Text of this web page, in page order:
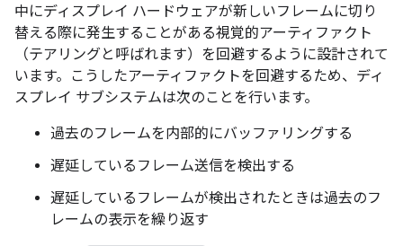
中にディスプレイ ハードウェアが新しいフレームに切り
替える際に発生することがある視覚的アーティファクト
（テアリングと呼ばれます）を回避するように設計されて
います。こうしたアーティファクトを回避するため、ディ
スプレイ サブシステムは次のことを行います。
過去のフレームを内部的にバッファリングする
遅延しているフレーム送信を検出する
遅延しているフレームが検出されたときは過去のフ
レームの表示を繰り返す